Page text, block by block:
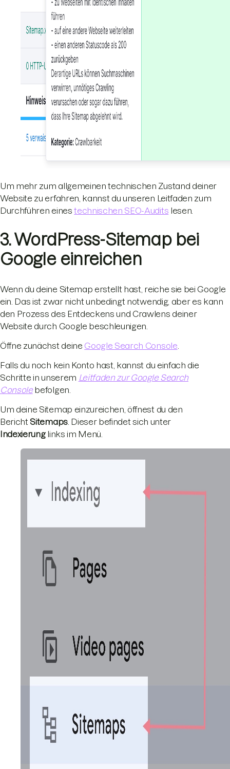
Um mehr zum allgemeinen technischen Zustand deiner
Website zu erfahren, kannst du unseren Leitfaden zum
Durchführen einestechnischen SEO-Audits lesen.
3. WordPress-Sitemap bei
Google einreichen
Wenn du deine Sitemap erstellt hast, reiche sie bei Google
ein. Das ist zwar nicht unbedingt notwendig, aber es kann
den Prozess des Entdeckens und Crawlens deiner
Website durch Google beschleunigen.
Öffne zunächst deine Google Search Console
Falls du noch kein Konto hast, kannst du einfach die
Schritte in unserem Leitfaden zur Google Search
Consolebefolgen.
Um deine Sitemap einzureichen, öffnest du den
Bericht Sitemaps. Dieser befindet sich unter
Indexierunglinks im Menü.